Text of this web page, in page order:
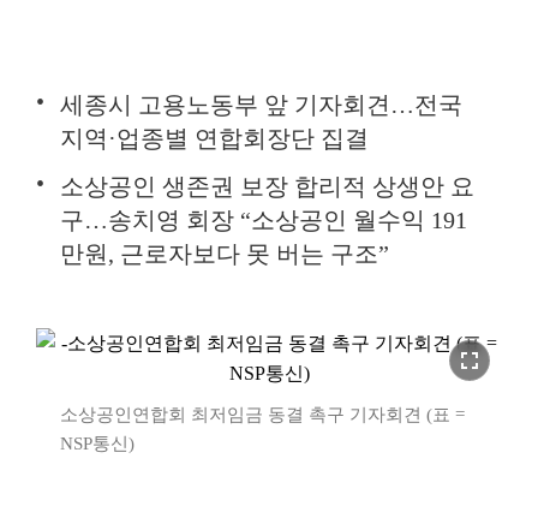
세종시 고용노동부 앞 기자회견…전국
지역·업종별 연합회장단 집결
소상공인 생존권 보장 합리적 상생안 요
구…송치영 회장 “소상공인 월수익 191
만원, 근로자보다 못 버는 구조”
fullscreen
소상공인연합회 최저임금 동결 촉구 기자회견 (표 =
NSP통신)